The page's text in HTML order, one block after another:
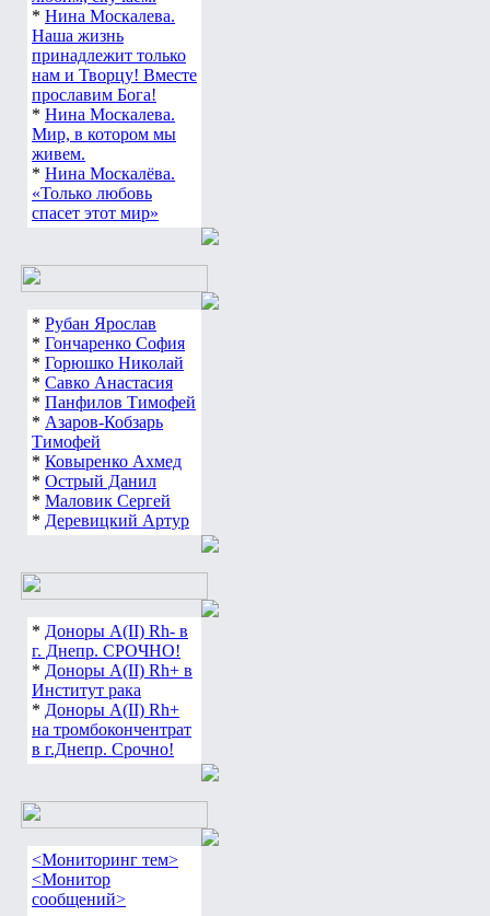
* Нина Москалева.
Наша жизнь
принадлежит только
нам и Творцу! Вместе
прославим Бога!
* Нина Москалева.
Мир, в котором мы
живем.
* Нина Москалёва.
«Только любовь
спасет этот мир»
* Рубан Ярослав
* Гончаренко София
* Горюшко Николай
* Савко Анастасия
* Панфилов Тимофей
* Азаров-Кобзарь
Тимофей
* Ковыренко Ахмед
* Острый Данил
* Маловик Сергей
* Деревицкий Артур
* Доноры А(ІІ) Rh- в
г. Днепр. СРОЧНО!
* Доноры А(ІІ) Rh+ в
Институт рака
* Доноры А(ІІ) Rh+
на тромбокончентрат
в г.Днепр. Срочно!
<Мониторинг тем>
<Монитор
сообщений>